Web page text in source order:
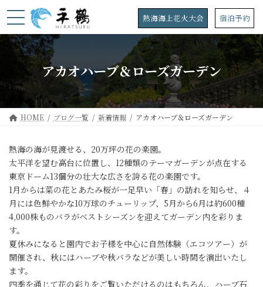
ン
キ
プ
ビ
に
動
熱海海上花火大会 宿泊予約
アカオハーブ＆ローズガーデン
HOME ブログ一覧 新着情報 アカオハーブ＆ローズガーデン
熱海の海が見渡せる、20万坪の花の楽園。
太平洋を望む高台に位置し、12種類のテーマガーデンが点在する
東京ドーム13個分の壮大な広さを誇る花の楽園です。
1月からは菜の花とあたみ桜が一足早い「春」の訪れを知らせ、４
月には色鮮やかな10万球のチューリップ、5月から6月は約600種
4,000株ものバラがベストシーズンを迎えてガーデン内を彩りま
す。
夏休みになると園内でお子様を中心に自然体験（エコツアー）が
開催され、秋にはハーブや秋バラなどが美しい時間を演出いたし
ます。
四季を通じて花の彩りをご覧いただけるのはもちろん、ハーブ石